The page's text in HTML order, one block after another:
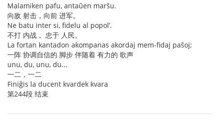
Malamiken pafu, antaŭen marŝu.
向敌 射击，向前 进军。
Ne batu inter si, fidelu al popol’.
不打 内战， 忠于 人民。
La fortan kantadon akompanas akordaj mem-fidaj paŝoj;
一阵 协调自信的 脚步 伴随着 有力的 歌声
unu, du, unu, du...
一二，一二
Finiĝis la ducent kvardek kvara
第244段 结束